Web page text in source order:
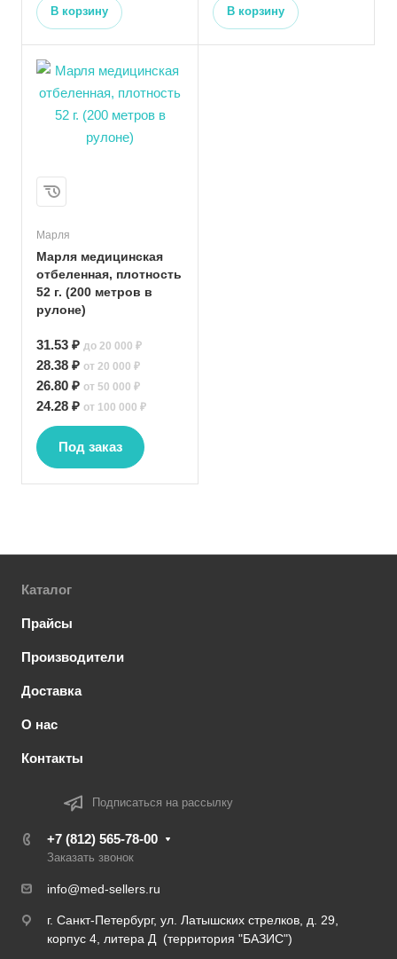
В корзину В корзину
Марля
Марля медицинская
отбеленная, плотность
52 г. (200 метров в
рулоне)
31.53 ₽ до 20 000 ₽
28.38 ₽ от 20 000 ₽
26.80 ₽ от 50 000 ₽
24.28 ₽ от 100 000 ₽
Под заказ
Каталог
Прайсы
Производители
Доставка
О нас
Контакты
Подписаться на рассылку
+7 (812) 565-78-00
Заказать звонок
info@med-sellers.ru
г. Санкт-Петербург, ул. Латышских стрелков, д. 29,
корпус 4, литера Д (территория "БАЗИС")